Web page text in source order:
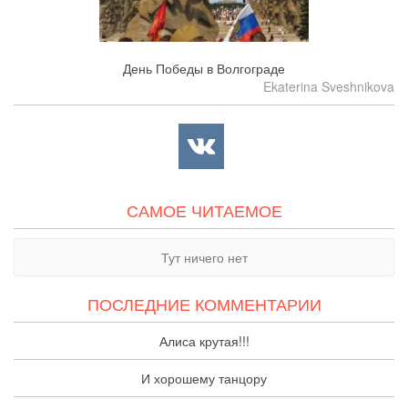
День Победы в Волгограде
Ekaterina Sveshnikova
САМОЕ ЧИТАЕМОЕ
Тут ничего нет
ПОСЛЕДНИЕ КОММЕНТАРИИ
Алиса крутая!!!
И хорошему танцору